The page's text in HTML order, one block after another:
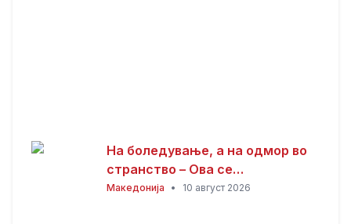
На боледување, а на одмор во
странство – Ова се
последиците
Македонија • 10 август 2026